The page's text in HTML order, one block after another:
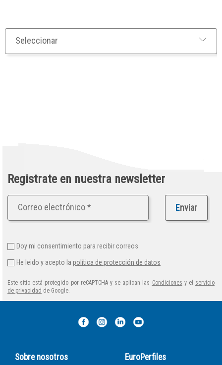
Registrate en nuestra newsletter
Enviar
Doy mi consentimiento para recibir correos
He leido y acepto la política de protección de datos
Este sitio está protegido por reCAPTCHA y se aplican las Condiciones y el servicio
de privacidad de Google.
Sobre nosotros EuroPerfiles